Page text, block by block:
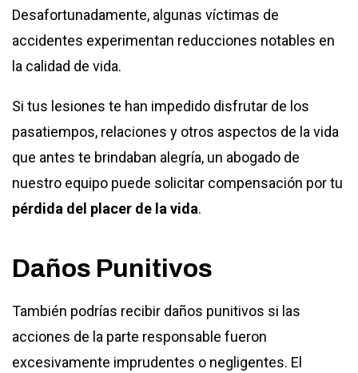
Desafortunadamente, algunas víctimas de
accidentes experimentan reducciones notables en
la calidad de vida.
Si tus lesiones te han impedido disfrutar de los
pasatiempos, relaciones y otros aspectos de la vida
que antes te brindaban alegría, un abogado de
nuestro equipo puede solicitar compensación por tu
pérdida del placer de la vida.
Daños Punitivos
También podrías recibir daños punitivos si las
acciones de la parte responsable fueron
excesivamente imprudentes o negligentes. El